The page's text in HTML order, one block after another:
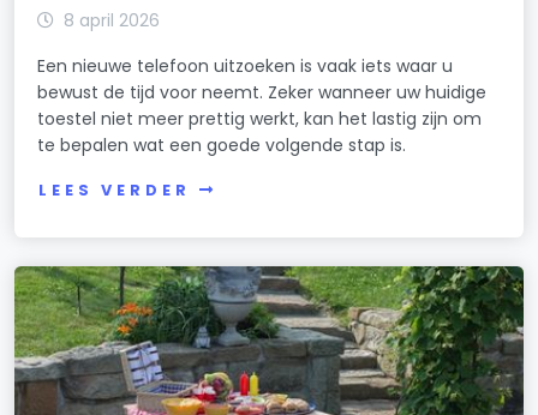
8 april 2026
Een nieuwe telefoon uitzoeken is vaak iets waar u
bewust de tijd voor neemt. Zeker wanneer uw huidige
toestel niet meer prettig werkt, kan het lastig zijn om
te bepalen wat een goede volgende stap is.
LEES VERDER